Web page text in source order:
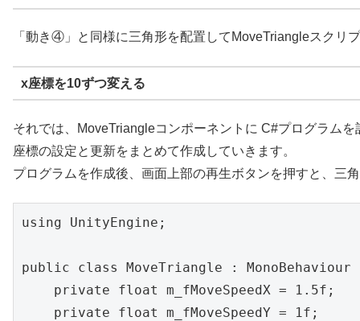
「動き④」と同様に三角形を配置してMoveTriangleスクリ
x座標を10ずつ変える
それでは、MoveTriangleコンポーネントに C#プログラム
座標の設定と更新をまとめて作成していきます。
プログラムを作成後、画面上部の再生ボタンを押すと、三
using UnityEngine;
public class MoveTriangle : MonoBehaviour
    private float m_fMoveSpeedX = 1.5f;
    private float m_fMoveSpeedY = 1f;